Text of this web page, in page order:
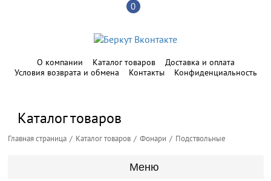
0
О компании Каталог товаров
Доставка и оплата
Условия возврата и обмена
Контакты Конфиденциальность
Каталог товаров
Главная страница Каталог товаров Фонари Подствольные
Меню